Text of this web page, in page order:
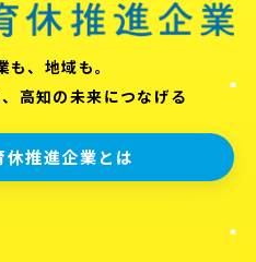
も、地域も。
高知の未来につなげる
休推進企業とは